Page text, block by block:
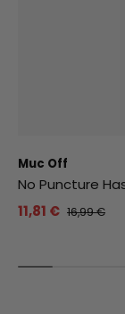
Muc Off
No Puncture
11,81 € 16,99 €